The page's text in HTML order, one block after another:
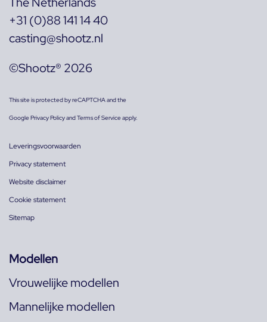
+31 (0)88 141 14 40
casting@shootz.nl
©Shootz® 2026
This site is protected by reCAPTCHA and the
GooglePrivacy PolicyandTerms of Serviceapply.
Leveringsvoorwaarden
Privacy statement
Website disclaimer
Cookie statement
Sitemap
Modellen
Vrouwelijke modellen
Mannelijke modellen